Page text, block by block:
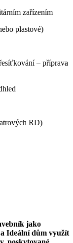
zařízením
plastové)
– příprava
RD)
jako
Ideální dům využít